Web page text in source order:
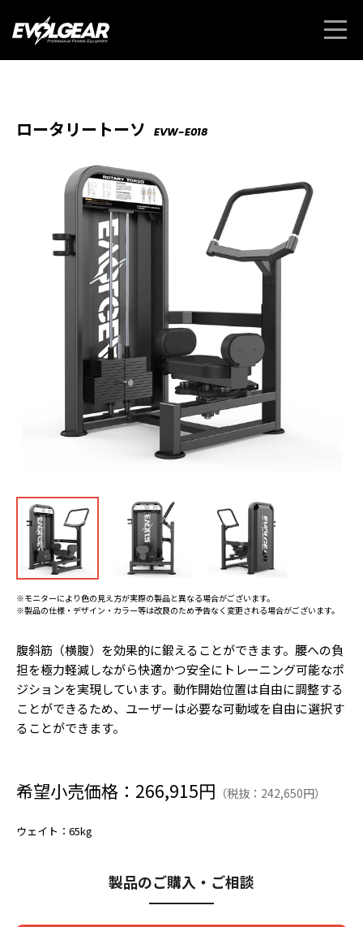
ロータリートーソ EVW-E018
※モニターにより色の見え方が実際の製品と異なる場合がございます。
※製品の仕様・デザイン・カラー等は改良のため予告なく変更される場合がございます。
腹斜筋（横腹）を効果的に鍛えることができます。腰への負
担を極力軽減しながら快適かつ安全にトレーニング可能なポ
ジションを実現しています。動作開始位置は自由に調整する
ことができるため、ユーザーは必要な可動域を自由に選択す
ることができます。
希望小売価格：266,915円 （税抜：242,650円）
ウェイト ：65kg
製品のご購入・ご相談